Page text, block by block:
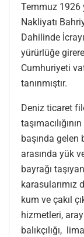
Temmuz 1926
Nakliyatı
Dahilinde
yürürlüğe
Cumhuriyeti
tanınmıştır.
Deniz ticaret
başında gelen
arasında yük
bayrağı
karasularımız
kum ve çakıl
hizmetleri,
balıkçılığı,